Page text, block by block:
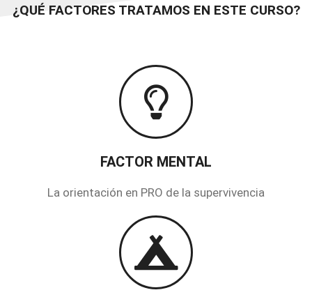
¿QUÉ FACTORES TRATAMOS EN ESTE CURSO?
FACTOR MENTAL
La orientación en PRO de la supervivencia